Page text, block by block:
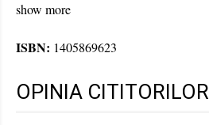
show more
ISBN: 1405869623
OPINIA CITITORILOR